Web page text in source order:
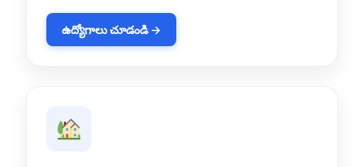
ఉద్యోగాలు చూడండి →